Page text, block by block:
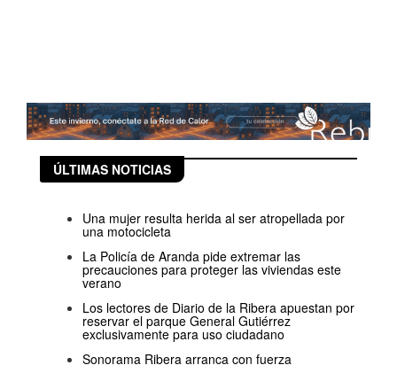
ÚLTIMAS NOTICIAS
Una mujer resulta herida al ser atropellada por
una motocicleta
La Policía de Aranda pide extremar las
precauciones para proteger las viviendas este
verano
Los lectores de Diario de la Ribera apuestan por
reservar el parque General Gutiérrez
exclusivamente para uso ciudadano
Sonorama Ribera arranca con fuerza